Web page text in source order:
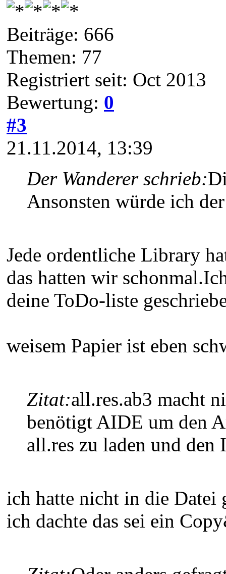
Beiträge: 666
Themen: 77
Registriert seit: Oct 2013
Bewertung: 0
#3
21.11.2014, 13:39
Der Wanderer schrieb:
Ansonsten würde ich
Jede ordentliche Library
das hatten wir
deine ToDo-liste
weisem Papier ist eben
Zitat:all.res.ab3 macht
benötigt AIDE um den
all.res zu laden und den
ich hatte nicht in die Datei
ich dachte das sei ein